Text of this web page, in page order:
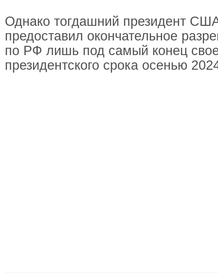
Однако тогдашний президент
предоставил окончательное
по РФ лишь под самый конец
президентского срока осенью